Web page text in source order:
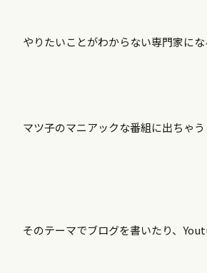
やりたいことがわからない専門家にな
マツ子のマニアックな番組に出ちゃ
そのテーマでブログを書いたり、